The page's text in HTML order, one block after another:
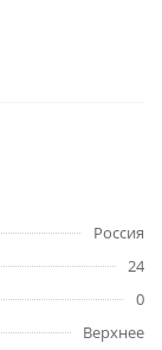
Россия
24
0
Верхнее